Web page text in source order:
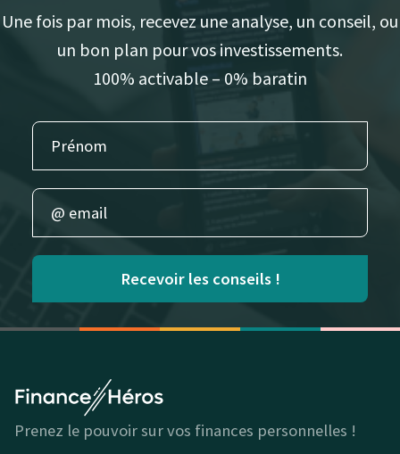
Une fois par mois, recevez une analyse, un conseil, ou
un bon plan pour vos investissements.
100% activable – 0% baratin
Recevoir les conseils !
Prenez le pouvoir sur vos finances personnelles !